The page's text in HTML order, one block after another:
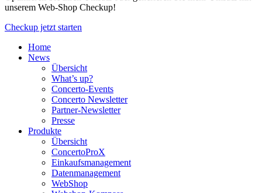
unserem Web-Shop Checkup!
Checkup jetzt starten
Home
News
Übersicht
What’s up?
Concerto-Events
Concerto Newsletter
Partner-Newsletter
Presse
Produkte
Übersicht
ConcertoProX
Einkaufsmanagement
Datenmanagement
WebShop